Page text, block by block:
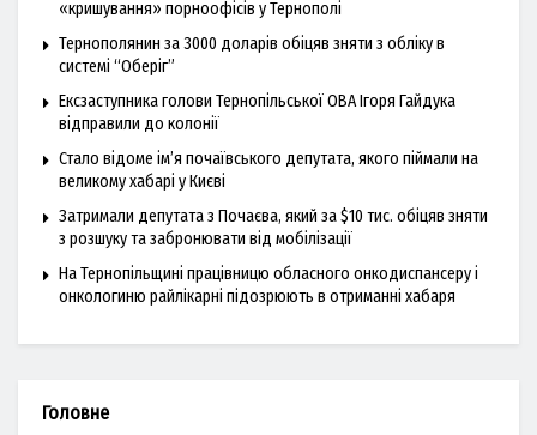
«кришування» порноофісів у Тернополі
Тернополянин за 3000 доларів обіцяв зняти з обліку в
системі “Оберіг”
Ексзаступника голови Тернопільської ОВА Ігоря Гайдука
відправили до колонії
Стало відоме ім’я почаївського депутата, якого піймали на
великому хабарі у Києві
Затримали депутата з Почаєва, який за $10 тис. обіцяв зняти
з розшуку та забронювати від мобілізації
На Тернопільщині працівницю обласного онкодиспансеру і
онкологиню райлікарні підозрюють в отриманні хабаря
Головне